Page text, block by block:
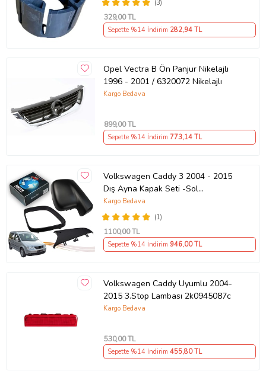
(3)
329,00 TL
Sepette %14 İndirim 282,94 TL
Opel Vectra B Ön Panjur Nikelajlı
1996 - 2001 / 6320072 Nikelajlı
Kargo Bedava
899,00 TL
Sepette %14 İndirim 773,14 TL
Volkswagen Caddy 3 2004 - 2015
Dış Ayna Kapak Seti -Sol
7E18575289 B9
(1)
Kargo Bedava
1100,00 TL
Sepette %14 İndirim 946,00 TL
Volkswagen Caddy Uyumlu 2004-
2015 3.Stop Lambası 2k0945087c
Kargo Bedava
530,00 TL
Sepette %14 İndirim 455,80 TL